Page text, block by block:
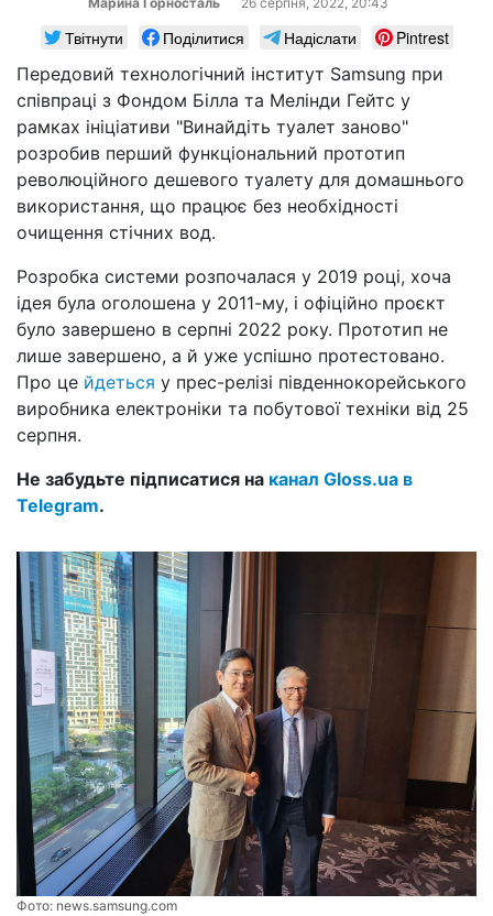
Твітнути Поділитися Надіслати
Pintrest
Передовий технологічний інститут Samsung при
співпраці з Фондом Білла та Мелінди Гейтс у
рамках ініціативи "Винайдіть туалет заново"
розробив перший функціональний прототип
революційного дешевого туалету для домашнього
використання, що працює без необхідності
очищення стічних вод.
Розробка системи розпочалася у 2019 році, хоча
ідея була оголошена у 2011-му, і офіційно проєкт
було завершено в серпні 2022 року. Прототип не
лише завершено, а й уже успішно протестовано.
Про це йдеться у прес-релізі південнокорейського
виробника електроніки та побутової техніки від 25
серпня.
Не забудьте підписатися на канал Gloss.ua в
Telegram.
Фото: news.samsung.com